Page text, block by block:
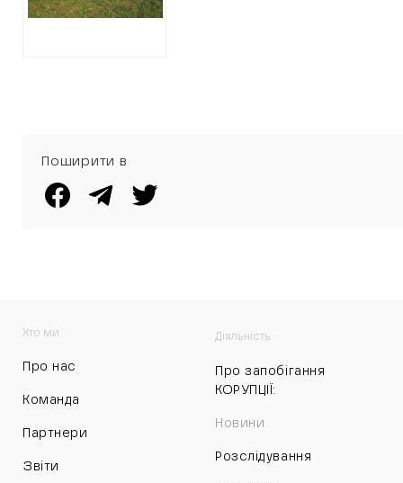
безоплатно
Поширити в
Хто ми
Про нас
Команда
Партнери
Звіти
Діяльність
Про запобігання
КОРУПЦІЇ:
Новини
Розслідування